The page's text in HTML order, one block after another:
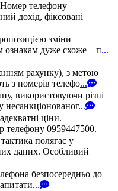
Номер телефону
дохід, фіксовані
зміни
ознакам дуже схоже – п...
рахунку), з метою
з номерів телефо...
використовуючи різні
...
ціни.
телефону 0959447500.
полягає у
даних. Особливий
безпосередньо до
...